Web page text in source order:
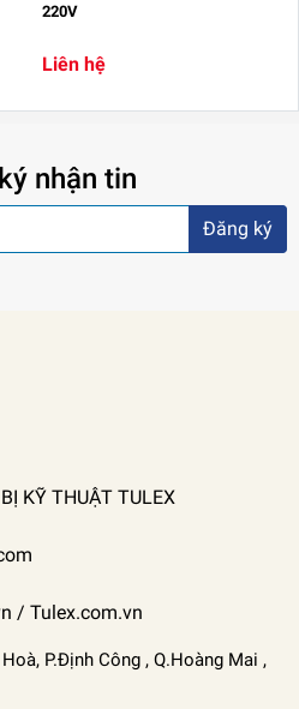
220V
Liên hệ
nhận tin
Đăng ký
KỸ THUẬT TULEX
/ Tulex.com.vn
P.Định Công , Q.Hoàng Mai ,